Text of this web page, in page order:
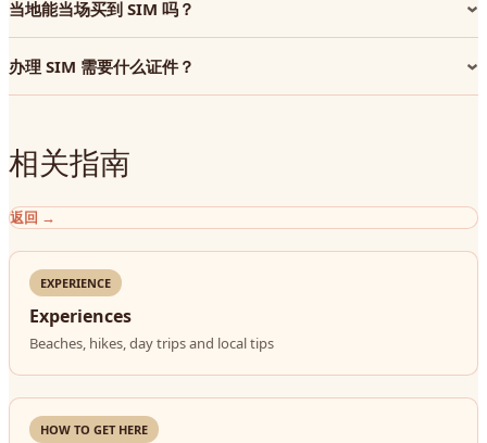
当地能当场买到 SIM 吗？
办理 SIM 需要什么证件？
相关指南
返回 →
EXPERIENCE
Experiences
Beaches, hikes, day trips and local tips
HOW TO GET HERE